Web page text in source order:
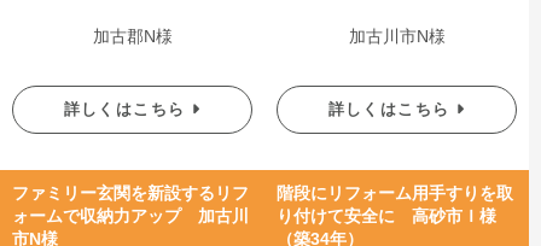
加古郡N様
詳しくはこちら
加古川市N様
詳しくはこちら
ファミリー玄関を新設するリフ
ォームで収納力アップ 加古川
市N様
階段にリフォーム用手すりを取
り付けて安全に 高砂市Ｉ様
（築34年）